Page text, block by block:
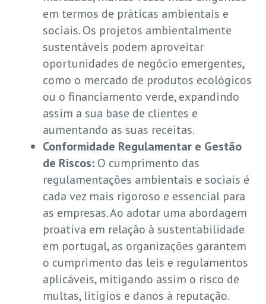
em termos de práticas ambientais e
sociais. Os projetos ambientalmente
sustentáveis podem aproveitar
oportunidades de negócio emergentes,
como o mercado de produtos ecológicos
ou o financiamento verde, expandindo
assim a sua base de clientes e
aumentando as suas receitas.
Conformidade Regulamentar e Gestão
de Riscos: O cumprimento das
regulamentações ambientais e sociais é
cada vez mais rigoroso e essencial para
as empresas. Ao adotar uma abordagem
proativa em relação à sustentabilidade
em portugal, as organizações garantem
o cumprimento das leis e regulamentos
aplicáveis, mitigando assim o risco de
multas, litígios e danos à reputação.